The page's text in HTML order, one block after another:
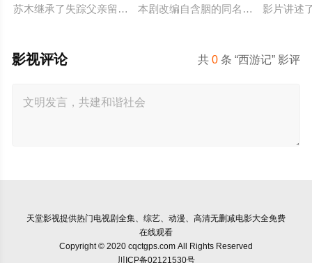
苏木继承了失踪父亲留下的白事馆，本想低调扎纸维生，却因
本剧改编自含胭的同名小说，讲述了
影片讲述
共0 条 “西游记” 影评
影视评论
天堂影视提供热门电视剧全集、综艺、动漫、高清无删减电影大全免费
在线观看
Copyright © 2020 cqctgps.com All Rights Reserved
川ICP备02121530号